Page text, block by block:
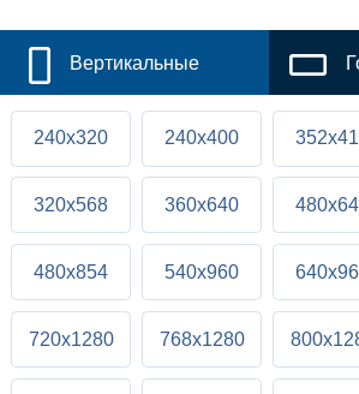
Вертикальные
240x320 240x400
320x568 360x640
480x854 540x960
720x1280 768x1280